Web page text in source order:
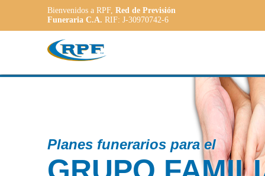
Bienvenidos a RPF, Red de Previsión
Funeraria C.A. RIF: J-30970742-6